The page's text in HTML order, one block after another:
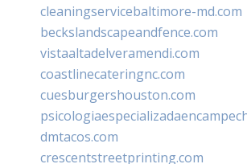
cleaningservicebaltimore-md.com
beckslandscapeandfence.com
vistaaltadelveramendi.com
coastlinecateringnc.com
cuesburgershouston.com
dmtacos.com
crescentstreetprinting.com